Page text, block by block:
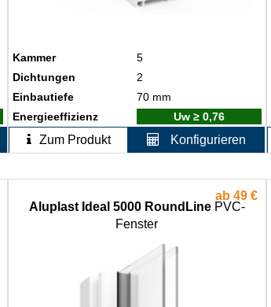
Kammer
5
Dichtungen
2
Einbautiefe
70 mm
Energieeffizienz
Uw ≥ 0,76
Zum Produkt Konfigurieren
ab 49 €
Aluplast Ideal 5000 RoundLinePVC-
Fenster